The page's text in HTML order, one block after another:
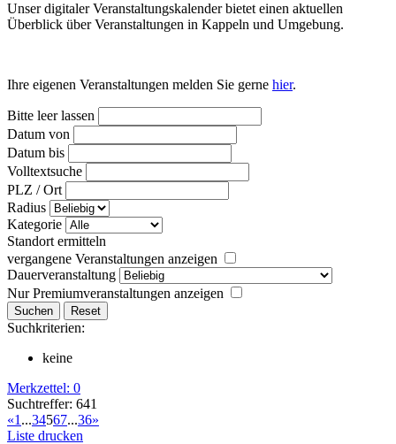
Unser digitaler Veranstaltungskalender bietet einen aktuellen
Überblick über Veranstaltungen in Kappeln und Umgebung.
Ihre eigenen Veranstaltungen melden Sie gerne hier.
Bitte leer lassen
Datum von
Datum bis
Volltextsuche
PLZ / Ort
Radius
Kategorie
Standort ermitteln
vergangene Veranstaltungen anzeigen
Dauerveranstaltung
Nur Premiumveranstaltungen anzeigen
Suchkriterien:
keine
Merkzettel: 0
Suchtreffer: 641
«1 ...34567...36»
Liste drucken